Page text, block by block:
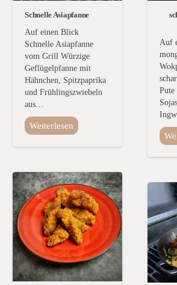
Schnelle Asiapfanne
Auf einen Blick
Schnelle Asiapfanne
vom Grill Würzige
Geflügelpfanne mit
Hähnchen, Spitzpaprika
und Frühlingszwiebeln
aus…
Weiterlesen
Auf
Pute